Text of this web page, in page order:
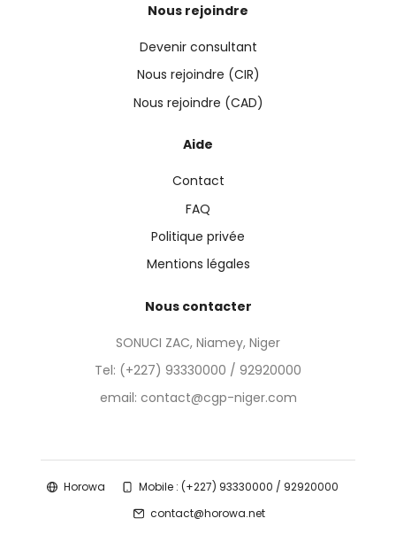
Nous rejoindre
Devenir consultant
Nous rejoindre (CIR)
Nous rejoindre (CAD)
Aide
Contact
FAQ
Politique privée
Mentions légales
Nous contacter
SONUCI ZAC, Niamey, Niger
Tel: (+227) 93330000 / 92920000
email: contact@cgp-niger.com
Horowa
Mobile : (+227) 93330000 / 92920000
contact@horowa.net